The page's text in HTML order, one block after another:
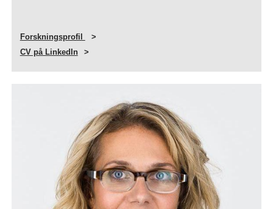
Forskningsprofil
CV på LinkedIn